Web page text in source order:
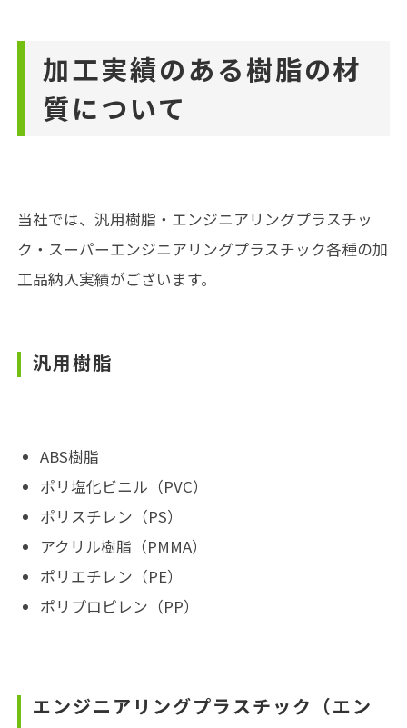
加工実績のある樹脂の材
質について
当社では、汎用樹脂・エンジニアリングプラスチッ
ク・スーパーエンジニアリングプラスチック各種の加
工品納入実績がございます。
汎用樹脂
ABS樹脂
ポリ塩化ビニル（PVC）
ポリスチレン（PS）
アクリル樹脂（PMMA）
ポリエチレン（PE）
ポリプロピレン（PP）
エンジニアリングプラスチック（エン